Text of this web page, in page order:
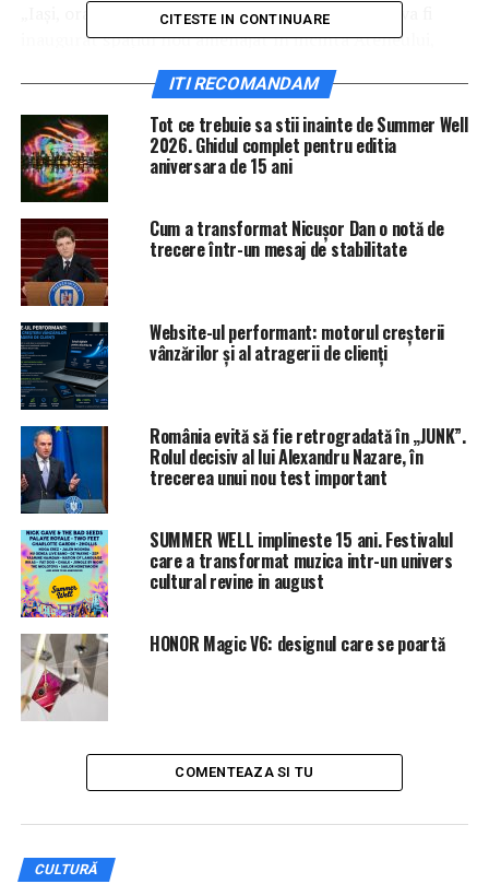
„Iași, oraș regal”. Cu această ocazie, la ora 13.30 va fi
inaugurat spațiul nou amenajat în incinta Ateneului,
respectiv „Mica Galerie de Artă”.
Evenimentul se va bucura de prezența Alteței sale
Regale Maria a României, precum și a Vicepresedintelui
Senatului României, Iulia Scântei. Pe 21 martie, Ateneul
Iași a primit Înaltul Patronaj al Majestății Sale
Margareta, Custodele Coroanei Române.
Pe de altă parte, Complexul Muzeal Național „Moldova”
Iași prin Muzeul de Artă anunță deschiderea expoziției
de pictură „Iași –Amfiteatrul Unirii” a artistului Emil
Ciocoiu, eveniment cultural de anvergură europeană,
1916 – 1918”, precum și Centenarului Marii Uniri – 1
decembrie 1918.
CITESTE IN CONTINUARE
ITI RECOMANDAM
Tot ce trebuie sa stii inainte de Summer Well
2026. Ghidul complet pentru editia
aniversara de 15 ani
Cum a transformat Nicușor Dan o notă de
trecere într-un mesaj de stabilitate
Website-ul performant: motorul creșterii
vânzărilor și al atragerii de clienți
România evită să fie retrogradată în „JUNK”.
Rolul decisiv al lui Alexandru Nazare, în
trecerea unui nou test important
SUMMER WELL implineste 15 ani. Festivalul
care a transformat muzica intr-un univers
cultural revine in august
HONOR Magic V6: designul care se poartă
COMENTEAZA SI TU
CULTURĂ